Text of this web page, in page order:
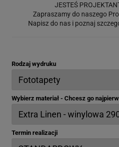
JESTEŚ
Zapraszamy do naszego
Napisz do nas i poznaj
Rodzaj wydruku
Wybierz materiał - Chcesz go
Termin realizacji